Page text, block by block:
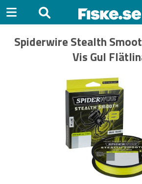
Spiderwire Stealth
Vis Gul